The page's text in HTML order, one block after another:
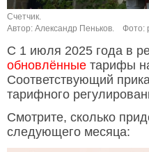
Счетчик.
Автор: Александр Пеньков.
Фото:
С 1 июля 2025 года в
обновлённые тарифы
Соответствующий
тарифного
Смотрите, сколько
следующего месяца: